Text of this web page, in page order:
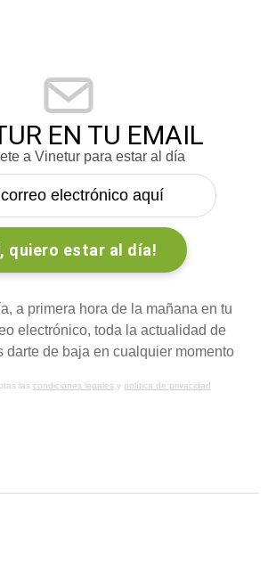
EN TU EMAIL
a Vinetur para estar al día
a primera hora de la mañana en tu
electrónico, toda la actualidad de
darte de baja en cualquier momento
las condiciones legalesy política de privacidad